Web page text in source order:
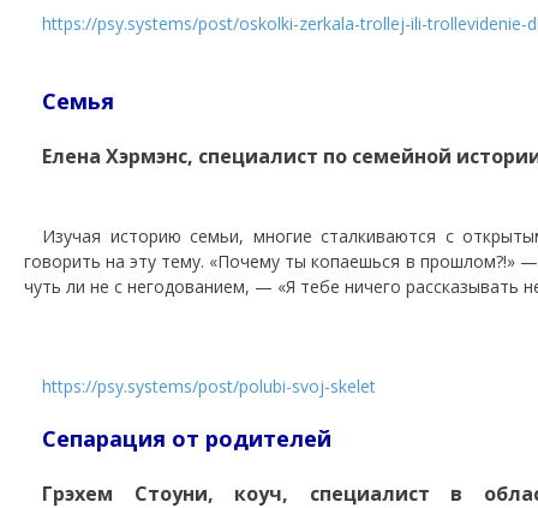
https://psy.systems/post/oskolki-zerkala-trollej-ili-trollevidenie-
Семья
Елена Хэрмэнс, специалист по семейной
Изучая историю семьи, многие сталкиваются с
говорить на эту тему. «Почему ты копаешься в прошлом?!»
чуть ли не с негодованием, — «Я тебе ничего рассказывать
https://psy.systems/post/polubi-svoj-skelet
Сепарация от родителей
Грэхем Стоуни, коуч, специалист в